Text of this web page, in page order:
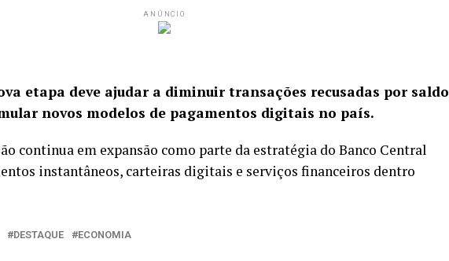
ANÚNCIO
etapa deve ajudar a diminuir transações recusadas por saldo
novos modelos de pagamentos digitais no país.
continua em expansão como parte da estratégia do Banco Central
instantâneos, carteiras digitais e serviços financeiros dentro
DESTAQUE ECONOMIA